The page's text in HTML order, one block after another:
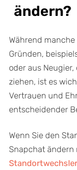
ändern?
Während
Gründen,
oder aus
ziehen, ist es
Vertrauen und
entscheidender
Wenn Sie den
Snapchat ändern
Standortwechsler